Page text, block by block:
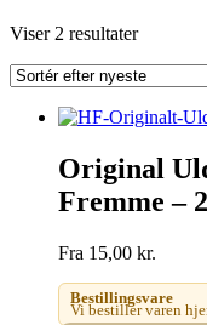
Viser 2 resultaterSorteret
seneste
Original
Fremme –
Fra 15,00 kr.
Bestillingsvare
Vi bestiller varen